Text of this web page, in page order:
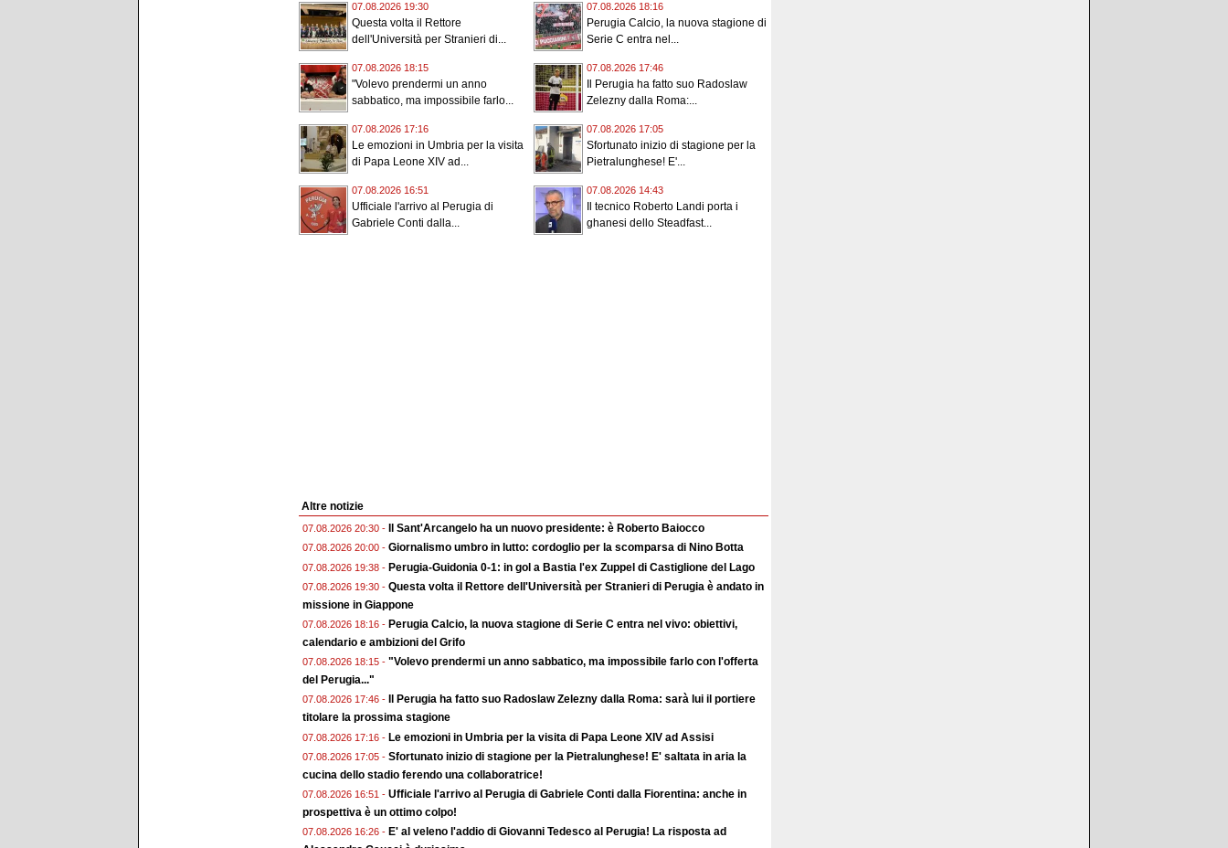
07.08.2026 19:30
Questa volta il Rettore
dell'Università per Stranieri di...
07.08.2026 18:16
Perugia Calcio, la nuova stagione di
Serie C entra nel...
07.08.2026 18:15
"Volevo prendermi un anno
sabbatico, ma impossibile farlo...
07.08.2026 17:46
Il Perugia ha fatto suo Radoslaw
Zelezny dalla Roma:...
07.08.2026 17:16
Le emozioni in Umbria per la visita
di Papa Leone XIV ad...
07.08.2026 17:05
Sfortunato inizio di stagione per la
Pietralunghese! E'...
07.08.2026 16:51
Ufficiale l'arrivo al Perugia di
Gabriele Conti dalla...
07.08.2026 14:43
Il tecnico Roberto Landi porta i
ghanesi dello Steadfast...
Altre notizie
07.08.2026 20:30 - Il Sant'Arcangelo ha un nuovo presidente: è Roberto Baiocco
07.08.2026 20:00 - Giornalismo umbro in lutto: cordoglio per la scomparsa di Nino Botta
07.08.2026 19:38 - Perugia-Guidonia 0-1: in gol a Bastia l'ex Zuppel di Castiglione del Lago
07.08.2026 19:30 - Questa volta il Rettore dell'Università per Stranieri di Perugia è andato in
missione in Giappone
07.08.2026 18:16 - Perugia Calcio, la nuova stagione di Serie C entra nel vivo: obiettivi,
calendario e ambizioni del Grifo
07.08.2026 18:15 - "Volevo prendermi un anno sabbatico, ma impossibile farlo con l'offerta
del Perugia..."
07.08.2026 17:46 -
Il Perugia ha fatto suo Radoslaw Zelezny dalla Roma: sarà lui il portiere
titolare la prossima stagione
07.08.2026 17:16 - Le emozioni in Umbria per la visita di Papa Leone XIV ad Assisi
07.08.2026 17:05 - Sfortunato inizio di stagione per la Pietralunghese! E' saltata in aria la
cucina dello stadio ferendo una collaboratrice!
07.08.2026 16:51 - Ufficiale l'arrivo al Perugia di Gabriele Conti dalla Fiorentina: anche in
prospettiva è un ottimo colpo!
07.08.2026 16:26 - E' al veleno l'addio di Giovanni Tedesco al Perugia! La risposta ad